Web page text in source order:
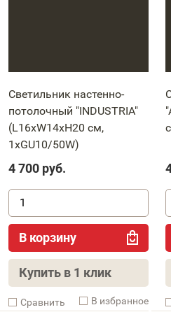
Светильник настенно-
потолочный "INDUSTRIA"
(L16xW14xH20 см,
1xGU10/50W)
4 700 руб.
В корзину
Купить в 1 клик
Cравнить В избранное